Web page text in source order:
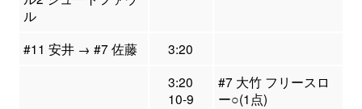
ル
#11 安井 → #7 佐藤
3:20
3:20
10-9
#7 大竹 フリースロ
ー○(1点)